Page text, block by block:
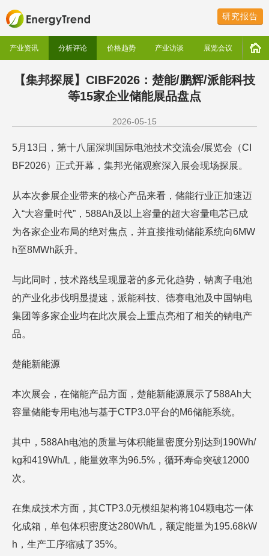
研究报告
产业资讯 分析评论 价格趋势 产业访谈 展览会议
【集邦探展】CIBF2026：楚能/鹏辉/派能科技
等15家企业储能展品盘点
2026-05-15
5月13日，第十八届深圳国际电池技术交流会/展览会（CI
BF2026）正式开幕，集邦光储观察深入展会现场探展。
从本次参展企业带来的核心产品来看，储能行业正加速迈
入“大容量时代”，588Ah及以上容量的超大容量电芯已成
为各家企业布局的绝对焦点，并直接推动储能系统向6MW
h至8MWh跃升。
与此同时，技术路线呈现显著的多元化趋势，钠离子电池
的产业化步伐明显提速，派能科技、德赛电池及中国钠电
集团等多家企业均在此次展会上重点亮相了相关的钠电产
品。
楚能新能源
本次展会，在储能产品方面，楚能新能源展示了588Ah大
容量储能专用电池与基于CTP3.0平台的M6储能系统。
其中，588Ah电池的质量与体积能量密度分别达到190Wh/
kg和419Wh/L，能量效率为96.5%，循环寿命突破12000
次。
在集成技术方面，其CTP3.0无模组架构将104颗电芯一体
化成箱，单包体积密度达280Wh/L，额定能量为195.68kW
h，生产工序缩减了35%。